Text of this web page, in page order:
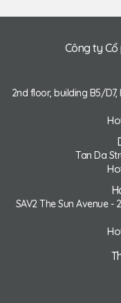
Công ty Cổ
2nd floor, building B5/
Tan Da
SAV2 The Sun Avenue -